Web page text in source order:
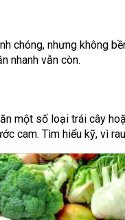
chóng, nhưng không
nhanh vẫn còn.
một số loại trái cây
cam. Tìm hiểu kỹ, vì